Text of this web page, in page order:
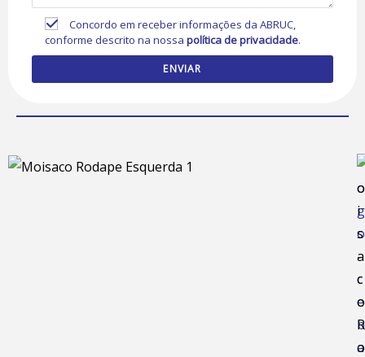
Concordo em receber informações da ABRUC,
conforme descrito na nossapolítica de privacidade.